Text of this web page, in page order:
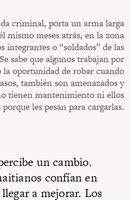
criminal, porta un arma larga
mismo meses atrás, en la zona
integrantes o “soldados” de las
sabe que algunos trabajan por
oportunidad de robar cuando
también son amenazados y
tienen mantenimiento ni ellos
les pesan para cargarlas.
un cambio.
confían en
a mejorar. Los